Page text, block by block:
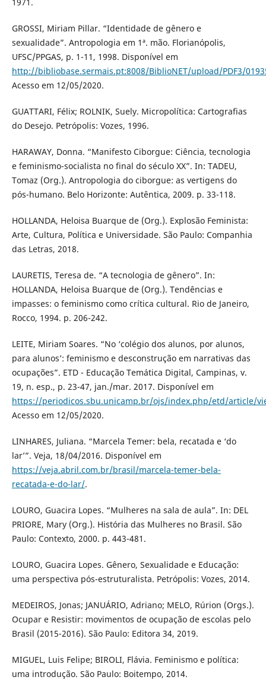
GROSSI, Miriam Pillar. “Identidade de gênero e
sexualidade”. Antropologia em 1ª. mão. Florianópolis,
UFSC/PPGAS, p. 1-11, 1998. Disponível em
http://bibliobase.sermais.pt:8008/BiblioNET/upload/PDF3/
Acesso em 12/05/2020.
GUATTARI, Félix; ROLNIK, Suely. Micropolítica: Cartografias
do Desejo. Petrópolis: Vozes, 1996.
HARAWAY, Donna. “Manifesto Ciborgue: Ciência, tecnologia
e feminismo-socialista no final do século XX”. In: TADEU,
Tomaz (Org.). Antropologia do ciborgue: as vertigens do
pós-humano. Belo Horizonte: Autêntica, 2009. p. 33-118.
HOLLANDA, Heloisa Buarque de (Org.). Explosão Feminista:
Arte, Cultura, Política e Universidade. São Paulo: Companhia
das Letras, 2018.
LAURETIS, Teresa de. “A tecnologia de gênero”. In:
HOLLANDA, Heloisa Buarque de (Org.). Tendências e
impasses: o feminismo como crítica cultural. Rio de Janeiro,
Rocco, 1994. p. 206-242.
LEITE, Miriam Soares. “No ‘colégio dos alunos, por alunos,
para alunos’: feminismo e desconstrução em narrativas das
ocupações”. ETD - Educação Temática Digital, Campinas, v.
19, n. esp., p. 23-47, jan./mar. 2017. Disponível em
https://periodicos.sbu.unicamp.br/ojs/index.php/etd/article/
Acesso em 12/05/2020.
LINHARES, Juliana. “Marcela Temer: bela, recatada e ‘do
lar’”. Veja, 18/04/2016. Disponível em
https://veja.abril.com.br/brasil/marcela-temer-bela-
recatada-e-do-lar/.
LOURO, Guacira Lopes. “Mulheres na sala de aula”. In: DEL
PRIORE, Mary (Org.). História das Mulheres no Brasil. São
Paulo: Contexto, 2000. p. 443-481.
LOURO, Guacira Lopes. Gênero, Sexualidade e Educação:
uma perspectiva pós-estruturalista. Petrópolis: Vozes, 2014.
MEDEIROS, Jonas; JANUÁRIO, Adriano; MELO, Rúrion (Orgs.).
Ocupar e Resistir: movimentos de ocupação de escolas pelo
Brasil (2015-2016). São Paulo: Editora 34, 2019.
MIGUEL, Luis Felipe; BIROLI, Flávia. Feminismo e política:
uma introdução. São Paulo: Boitempo, 2014.